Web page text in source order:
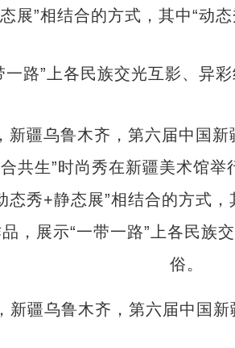
展”相结合的方式，其中“动
一路”上各民族交光互影、异
新疆乌鲁木齐，第六届中国